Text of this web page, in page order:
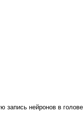
нейронов в